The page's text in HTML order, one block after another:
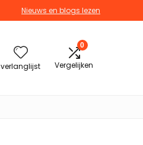
Nieuws en blogs lezen
verlanglijst
0
Vergelijken